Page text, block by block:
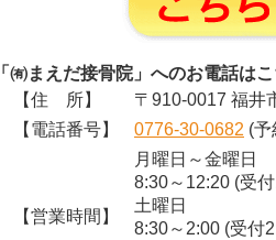
「㈲まえだ接骨院」へのお電話は
【住 所】
〒910-0017 福井
【電話番号】
0776-30-0682 (予
【営業時間】
月曜日～金曜日
8:30～12:20 (受
土曜日
8:30～2:00 (受付